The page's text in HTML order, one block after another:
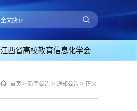
江西省高校教育信息化学会
首页 > 新闻公告 > 通知公告 > 正文